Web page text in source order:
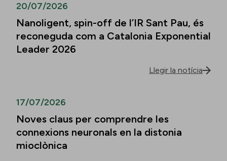
20/07/2026
Nanoligent, spin-off de l’IR Sant Pau, és
reconeguda com a Catalonia Exponential
Leader 2026
Llegir la notícia
17/07/2026
Noves claus per comprendre les
connexions neuronals en la distonia
mioclònica